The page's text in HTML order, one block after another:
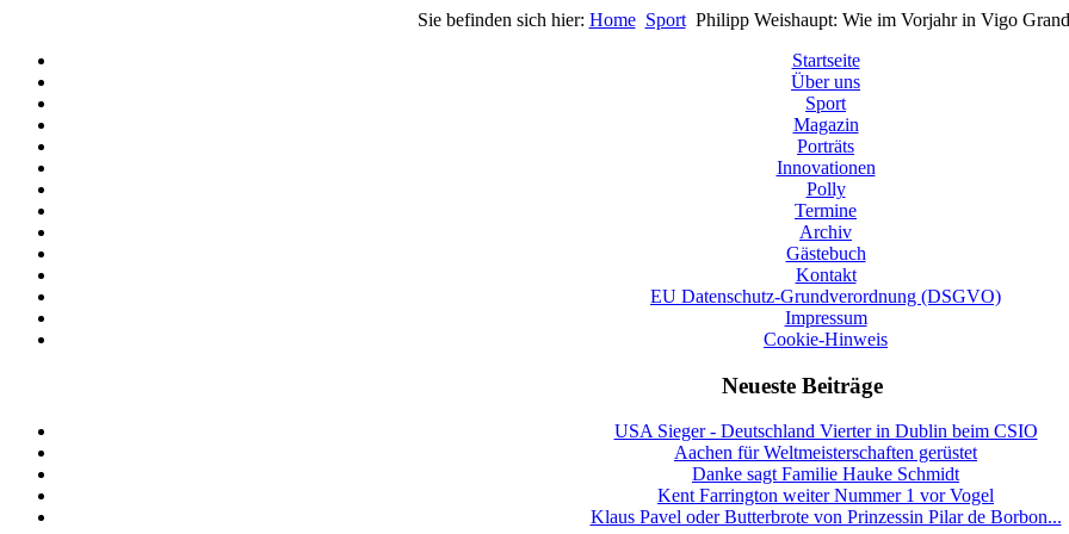
Sie befinden sich hier: Home Sport Philipp Weishaupt: Wie im Vorjahr in Vigo
Startseite
Über uns
Sport
Magazin
Porträts
Innovationen
Polly
Termine
Archiv
Gästebuch
Kontakt
EU Datenschutz-Grundverordnung (DSGVO)
Impressum
Cookie-Hinweis
Neueste Beiträge
USA Sieger - Deutschland Vierter in Dublin beim CSIO
Aachen für Weltmeisterschaften gerüstet
Danke sagt Familie Hauke Schmidt
Kent Farrington weiter Nummer 1 vor Vogel
Klaus Pavel oder Butterbrote von Prinzessin Pilar de Borbon...